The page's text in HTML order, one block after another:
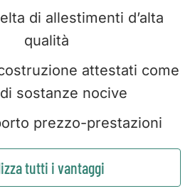
di allestimenti d’alta
qualità
attestati come
sostanze nocive
prezzo-prestazioni
tutti i vantaggi